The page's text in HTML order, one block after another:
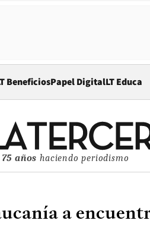
BeneficiosPapel DigitalOpens in
LT Educa
75 años haciendo periodismo
a